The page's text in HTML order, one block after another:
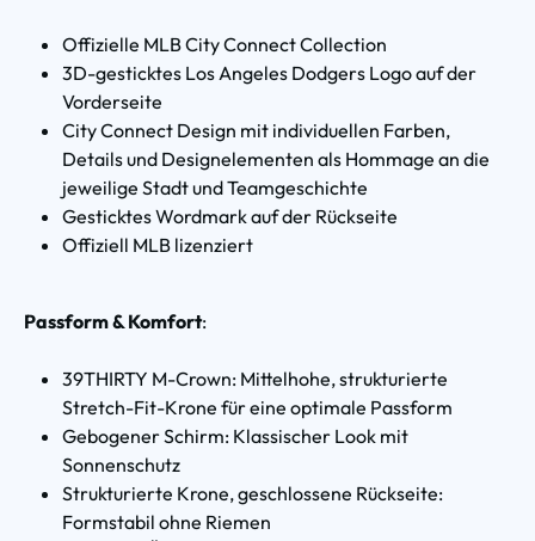
Offizielle MLB City Connect Collection
3D-gesticktes Los Angeles Dodgers Logo auf der
Vorderseite
City Connect Design mit individuellen Farben,
Details und Designelementen als Hommage an die
jeweilige Stadt und Teamgeschichte
Gesticktes Wordmark auf der Rückseite
Offiziell MLB lizenziert
Passform & Komfort:
39THIRTY M-Crown: Mittelhohe, strukturierte
Stretch-Fit-Krone für eine optimale Passform
Gebogener Schirm: Klassischer Look mit
Sonnenschutz
Strukturierte Krone, geschlossene Rückseite:
Formstabil ohne Riemen